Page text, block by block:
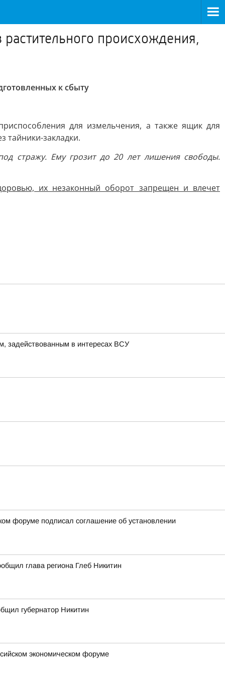
происхождения,
к сбыту
для измельчения, а также ящик для
тайники-закладки.
стражу. Ему грозит до 20 лет лишения свободы.
их незаконный оборот запрещен и влечет
задействованным в интересах ВСУ
форуме подписал соглашение об установлении
глава региона Глеб Никитин
губернатор Никитин
экономическом форуме